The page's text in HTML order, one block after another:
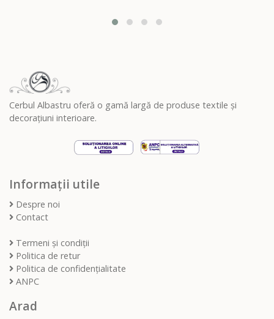
Cerbul Albastru oferă o gamă largă de produse textile și
decorațiuni interioare.
Informații utile
Despre noi
Contact
Termeni și condiții
Politica de retur
Politica de confidențialitate
ANPC
Arad